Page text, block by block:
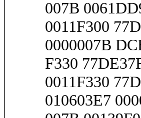
007B
0011F300
0000007B
F330
0011F330
010603E7